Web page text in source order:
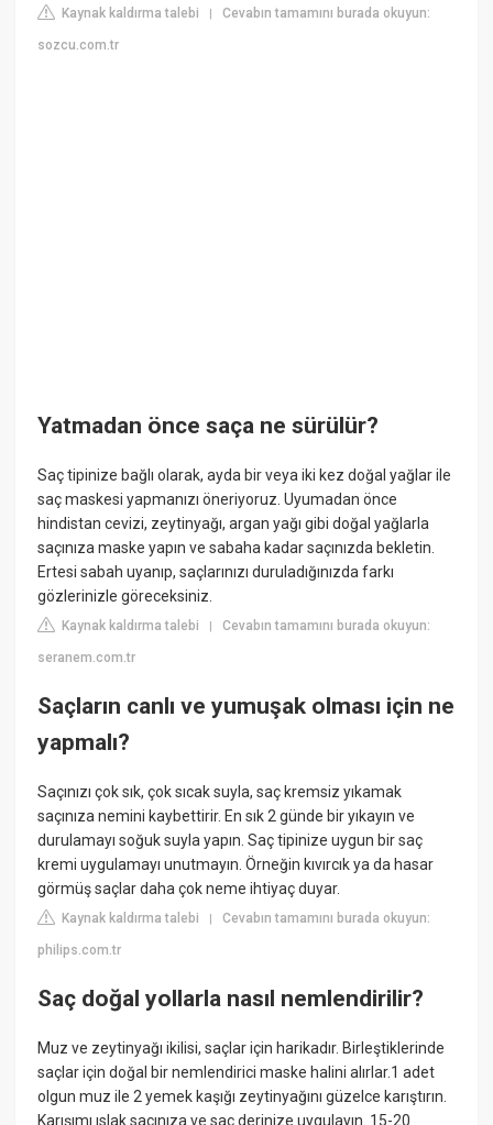
Kaynak kaldırma talebi |Cevabın tamamını burada okuyun:
sozcu.com.tr
Yatmadan önce saça ne sürülür?
Saç tipinize bağlı olarak, ayda bir veya iki kez doğal yağlar ile
saç maskesi yapmanızı öneriyoruz. Uyumadan önce
hindistan cevizi, zeytinyağı, argan yağı gibi doğal yağlarla
saçınıza maske yapın ve sabaha kadar saçınızda bekletin.
Ertesi sabah uyanıp, saçlarınızı duruladığınızda farkı
gözlerinizle göreceksiniz.
Kaynak kaldırma talebi |Cevabın tamamını burada okuyun:
seranem.com.tr
Saçların canlı ve yumuşak olması için ne
yapmalı?
Saçınızı çok sık, çok sıcak suyla, saç kremsiz yıkamak
saçınıza nemini kaybettirir. En sık 2 günde bir yıkayın ve
durulamayı soğuk suyla yapın. Saç tipinize uygun bir saç
kremi uygulamayı unutmayın. Örneğin kıvırcık ya da hasar
görmüş saçlar daha çok neme ihtiyaç duyar.
Kaynak kaldırma talebi |Cevabın tamamını burada okuyun:
philips.com.tr
Saç doğal yollarla nasıl nemlendirilir?
Muz ve zeytinyağı ikilisi, saçlar için harikadır. Birleştiklerinde
saçlar için doğal bir nemlendirici maske halini alırlar.1 adet
olgun muz ile 2 yemek kaşığı zeytinyağını güzelce karıştırın.
Karışımı ıslak saçınıza ve saç derinize uygulayın. 15-20